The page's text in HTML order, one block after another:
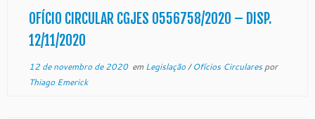
da Lei Complementar […]
OFÍCIO CIRCULAR CGJES 0556758/2020 – DISP.
12/11/2020
12 de novembro de 2020em Legislação/Ofícios Circularespor
Thiago Emerick